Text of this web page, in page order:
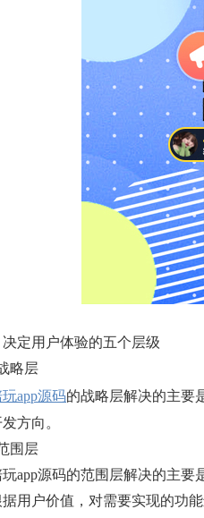
决定用户体验的五个层级
略层
玩app源码的战略层解决的主要
方向。
围层
app源码的范围层解决的主
用户价值，对需要实现的功能